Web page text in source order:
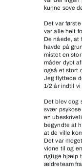
kunne sove
Det var
var alle helt
De nåede, at
havde på
mistet en
måder dybt
også et stort
Jeg flyttede
1/2 år indtil
Det blev dog
svær psykose
en
begyndte at
at de ville
Det var
vidne til og
rigtige hjælp
ældreteam